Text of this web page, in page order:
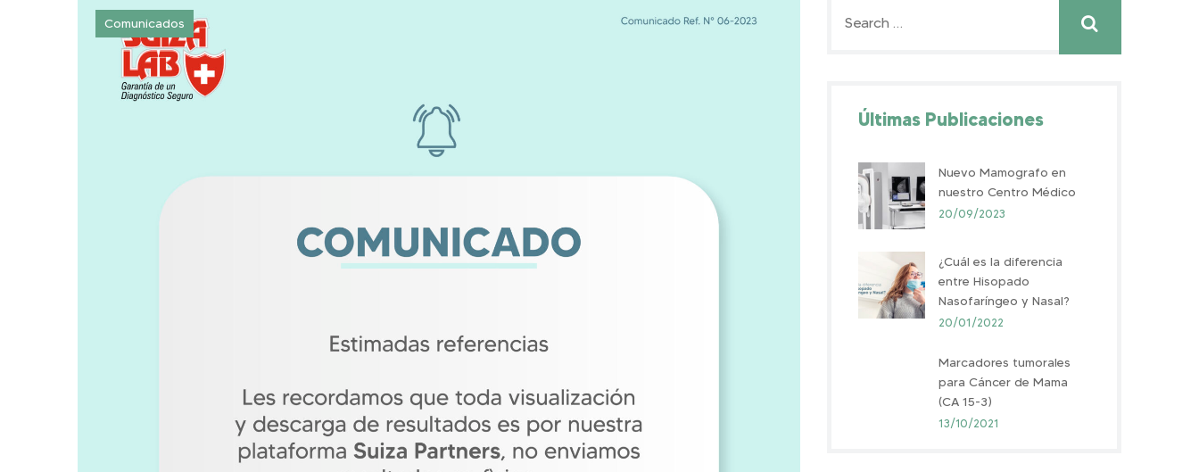
Comunicados
Últimas Publicaciones
Nuevo Mamografo en
nuestro Centro Médico
20/09/2023
¿Cuál es la diferencia
entre Hisopado
Nasofaríngeo y Nasal?
20/01/2022
Marcadores tumorales
para Cáncer de Mama
(CA 15-3)
13/10/2021